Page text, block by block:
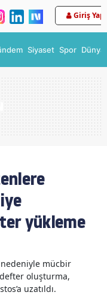
Giriş Yap
Siyaset Spor Dünya
yükleme
mücbir
oluşturma,
uzatıldı.